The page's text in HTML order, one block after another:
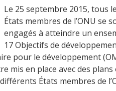
Le 25 septembre 2015, tous
États membres de l’ONU se
engagés à atteindre un
17 Objectifs de
pour le développement
mis en place avec des
États membres de